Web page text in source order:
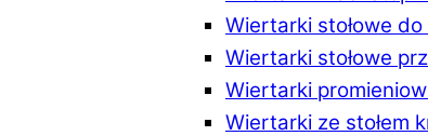
Wiertarki stołowe
Wiertarki stołowe
Wiertarki
Wiertarki ze stołem